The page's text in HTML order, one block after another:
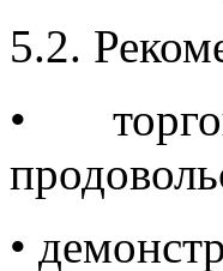
5.2.
•
•